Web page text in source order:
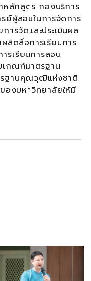
ลักสูตร กองบริการ
ย์ผู้สอนในการจัดการ
ารวัดและประเมินผล
ผลิตสื่อการเรียนการ
เรียนการสอน
เกณฑ์มาตรฐาน
ฐานคุณวุฒิแห่งชาติ
องมหาวิทยาลัยให้มี